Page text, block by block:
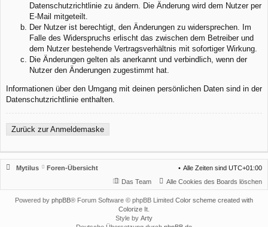
Datenschutzrichtlinie zu ändern. Die Änderung wird dem Nutzer per
E-Mail mitgeteilt.
Der Nutzer ist berechtigt, den Änderungen zu widersprechen. Im
Falle des Widerspruchs erlischt das zwischen dem Betreiber und
dem Nutzer bestehende Vertragsverhältnis mit sofortiger Wirkung.
Die Änderungen gelten als anerkannt und verbindlich, wenn der
Nutzer den Änderungen zugestimmt hat.
Informationen über den Umgang mit deinen persönlichen Daten sind in der
Datenschutzrichtlinie enthalten.
Zurück zur Anmeldemaske
Mytilus Foren-Übersicht Alle Zeiten sind UTC+01:00
Alle Cookies des Boards löschen
Das Team
Powered by phpBB® Forum Software © phpBB Limited Color scheme created with
Colorize It
Style by Arty